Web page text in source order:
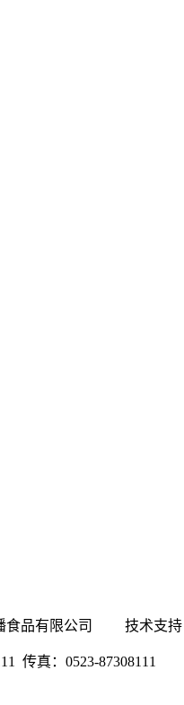
播食品有限公司 技术支持
传真：0523-87308111